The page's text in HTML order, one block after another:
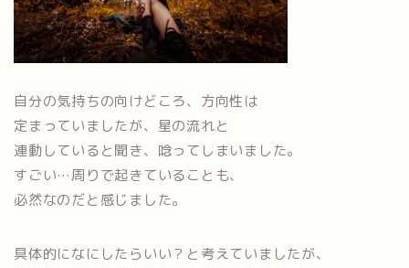
自分の気持ちの向けどころ、方向性は
定まっていましたが、星の流れと
連動していると聞き、唸ってしまいました。
すごい…周りで起きていることも、
必然なのだと感じました。
具体的になにしたらいい？と考えていましたが、